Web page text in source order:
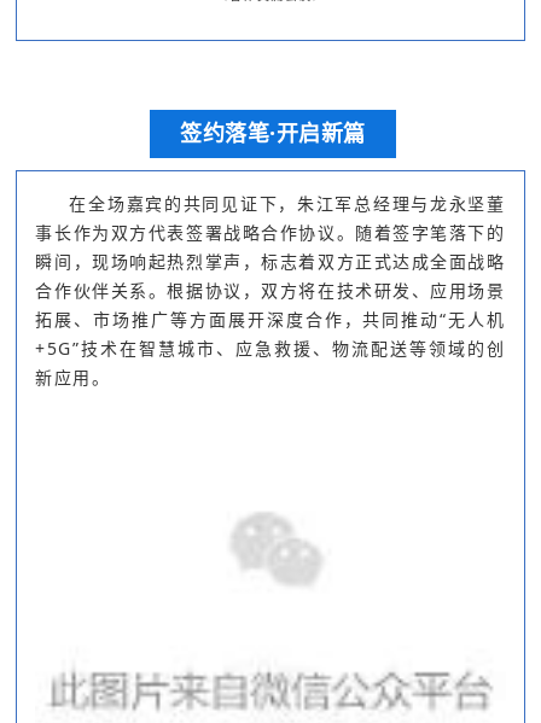
签约落笔·开启新篇
在全场嘉宾的共同见证下，朱江军总经理与龙永坚董
事长作为双方代表签署战略合作协议。随着签字笔落下的
瞬间，现场响起热烈掌声，标志着双方正式达成全面战略
合作伙伴关系。根据协议，双方将在技术研发、应用场景
拓展、市场推广等方面展开深度合作，共同推动“无人机
+5G”技术在智慧城市、应急救援、物流配送等领域的创
新应用。